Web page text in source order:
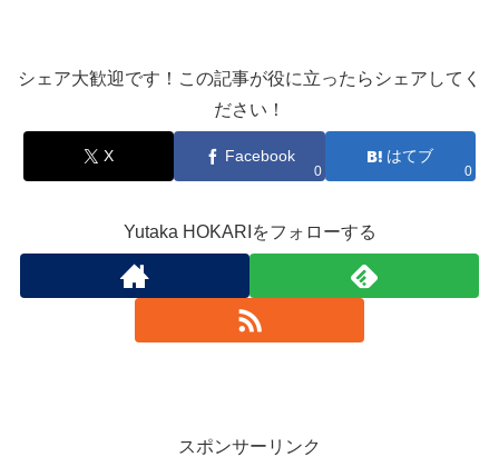
シェア大歓迎です！この記事が役に立ったらシェアしてく
ださい！
X Facebook
0
はてブ
0
Yutaka HOKARIをフォローする
スポンサーリンク